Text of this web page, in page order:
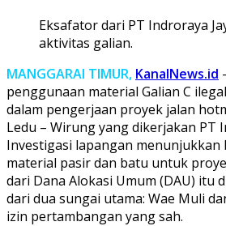
Eksafator dari PT Indroraya
aktivitas galian.
MANGGARAI TIMUR, KanalNews.id
penggunaan material Galian C
dalam pengerjaan proyek jalan
Ledu – Wirung yang dikerjakan PT
Investigasi lapangan menunjukkan
material pasir dan batu untuk
dari Dana Alokasi Umum (DAU) itu
dari dua sungai utama: Wae Muli
izin pertambangan yang sah.